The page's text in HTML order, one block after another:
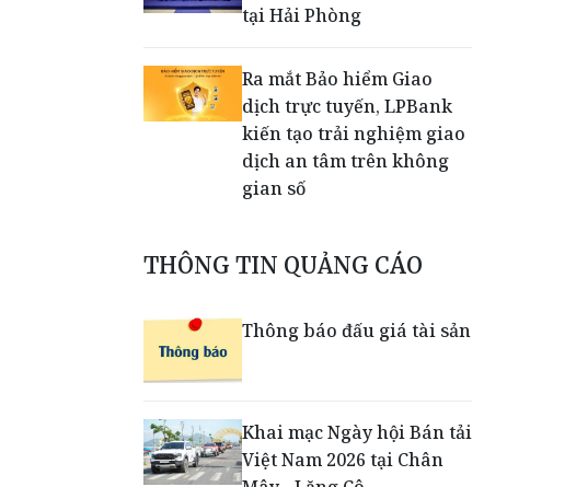
tại Hải Phòng
Ra mắt Bảo hiểm Giao
dịch trực tuyến, LPBank
kiến tạo trải nghiệm giao
dịch an tâm trên không
gian số
Dấu mốc khẳng định năng
lực vận hành và thích ứng
toán thưởng vượt kế
hoạch
THÔNG TIN QUẢNG CÁO
Thông báo đấu giá tài sản
Khai mạc Ngày hội Bán tải
Việt Nam 2026 tại Chân